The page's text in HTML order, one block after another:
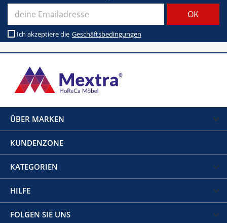
Ich akzeptiere die Geschäftsbedingungen
ÜBER MARKEN
KUNDENZONE
KATEGORIEN
HILFE
FOLGEN SIE UNS